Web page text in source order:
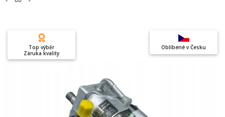
Oblíbené v Česku
Top výběr
Záruka kvality